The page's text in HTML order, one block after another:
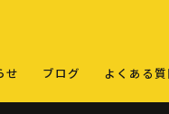
せ ブログ よくある質